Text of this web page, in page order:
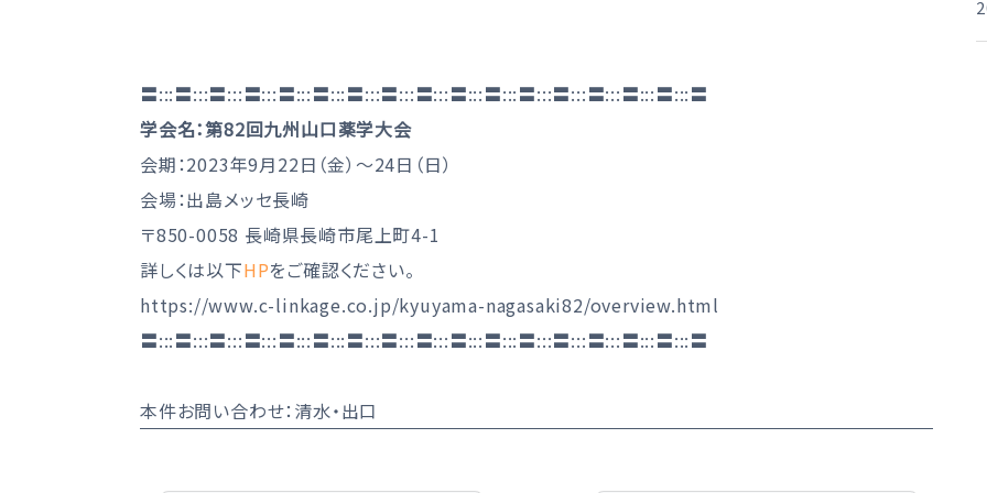
〓:::〓:::〓:::〓:::〓:::〓:::〓:::〓:::〓:::〓:::〓:::〓:::〓:::〓:::〓:::〓:::〓
学会名：第82回九州山口薬学大会
会期：2023年9月22日（金）～24日（日）
会場：出島メッセ長崎
〒850-0058 長崎県長崎市尾上町4-1
詳しくは以下HPをご確認ください。
https://www.c-linkage.co.jp/kyuyama-nagasaki82/overview.html
〓:::〓:::〓:::〓:::〓:::〓:::〓:::〓:::〓:::〓:::〓:::〓:::〓:::〓:::〓:::〓:::〓
本件お問い合わせ：清水・出口